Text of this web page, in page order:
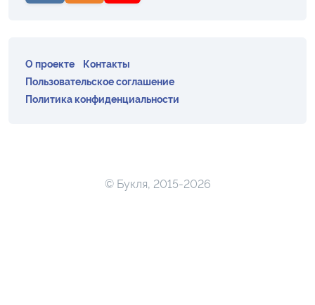
О проекте
Контакты
Пользовательское соглашение
Политика конфиденциальности
© Букля, 2015-2026